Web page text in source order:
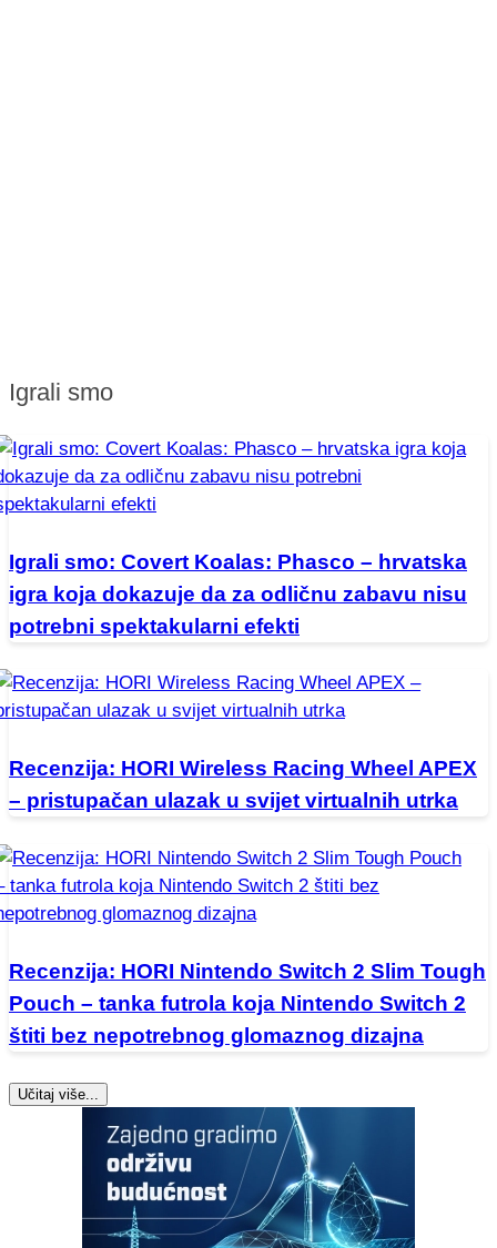
Igrali smo
Igrali smo: Covert Koalas: Phasco – hrvatska
igra koja dokazuje da za odličnu zabavu nisu
potrebni spektakularni efekti
Recenzija: HORI Wireless Racing Wheel APEX
– pristupačan ulazak u svijet virtualnih utrka
Recenzija: HORI Nintendo Switch 2 Slim Tough
Pouch – tanka futrola koja Nintendo Switch 2
štiti bez nepotrebnog glomaznog dizajna
Učitaj više...